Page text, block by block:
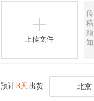

上传文件
传
稿
须
知
预计3天 出货 北京